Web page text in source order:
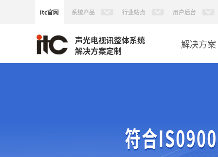
itc官网 系统产品 行业站点 用户后台
声光电视讯整体系统
解决方案定制
解决方案